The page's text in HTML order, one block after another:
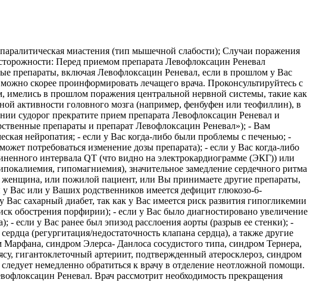
миастения (тип мышечной слабости); Случаи поражения
Перед приемом препарата Левофлоксацин Реневал
препараты, включая Левофлоксацин Реневал, если в прошлом у Вас
скорее проинформировать лечащего врача. Проконсультируйтесь с
имелись в прошлом поражения центральной нервной системы, такие как
активности головного мозга (например, фенбуфен или теофиллин), в
судорог прекратите прием препарата Левофлоксацин Реневал и
препараты и препарат Левофлоксацин Реневал»); - Вам
нейропатия; - если у Вас когда-либо были проблемы с печенью; -
потребоваться изменение дозы препарата); - если у Вас когда-либо
интервала QT (что видно на электрокардиограмме (ЭКГ)) или
гипомагниемия), значительное замедление сердечного ритма
или пожилой пациент, или Вы принимаете другие препараты,
Вас или у Ваших родственников имеется дефицит глюкозо-6-
сахарный диабет, так как у Вас имеется риск развития гипогликемии
обострения порфирии); - если у Вас было диагностировано увеличение
- если у Вас ранее был эпизод расслоения аорты (разрыв ее стенки); -
(регургитация/недостаточность клапана сердца), а также другие
синдром Элерса- Данлоса сосудистого типа, синдром Тернера,
гигантоклеточный артериит, подтвержденный атеросклероз, синдром
немедленно обратиться к врачу в отделение неотложной помощи.
Реневал. Врач рассмотрит необходимость прекращения